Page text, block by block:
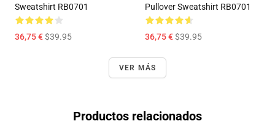
Sweatshirt RB0701
36,75 €$39.95
Pullover Sweatshirt RB0701
36,75 €$39.95
VER MÁS
Productos relacionados